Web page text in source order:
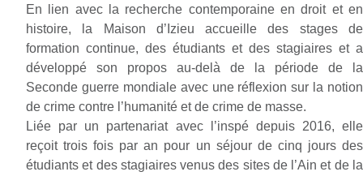
En lien avec la recherche contemporaine en droit et en
histoire, la Maison d’Izieu accueille des stages de
formation continue, des étudiants et des stagiaires et a
développé son propos au-delà de la période de la
Seconde guerre mondiale avec une réflexion sur la notion
de crime contre l’humanité et de crime de masse.
Liée par un partenariat avec l’inspé depuis 2016, elle
reçoit trois fois par an pour un séjour de cinq jours des
étudiants et des stagiaires venus des sites de l’Ain et de la